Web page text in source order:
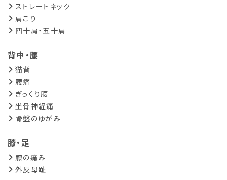
ストレートネック
肩こり
四十肩・五十肩
背中・腰
猫背
腰痛
ぎっくり腰
坐骨神経痛
骨盤のゆがみ
膝・足
膝の痛み
外反母趾